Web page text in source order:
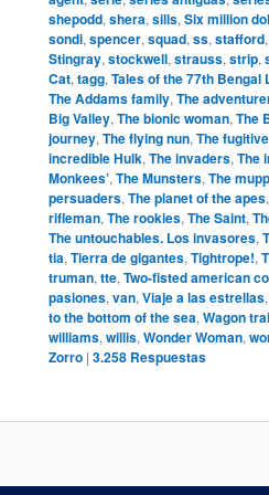
shepodd, shera, sills, Six million
sondi, spencer, squad, ss, stafford,
Stingray, stockwell, strauss, strip,
Cat, tagg, Tales of the 77th Bengal
The Addams family, The
Big Valley, The bionic woman, The
journey, The flying nun, The fugitive
incredible Hulk, The invaders, The
Monkees’, The Munsters, The
persuaders, The planet of the apes,
rifleman, The rookies, The Saint,
The untouchables. Los invasores,
tia, Tierra de gigantes, Tightrope!,
truman, tte, Two-fisted american
pasiones, van, Viaje a las estrellas,
to the bottom of the sea, Wagon
williams, willis, Wonder Woman,
Zorro | 3.258 Respuestas